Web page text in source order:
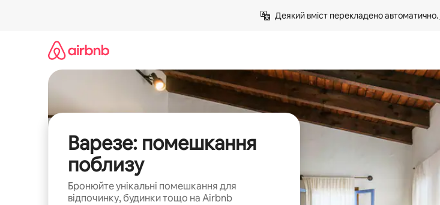
Деякий вміст перекладено автоматично.
Варезе: помешкання
поблизу
Бронюйте унікальні помешкання для
відпочинку, будинки тощо на Airbnb